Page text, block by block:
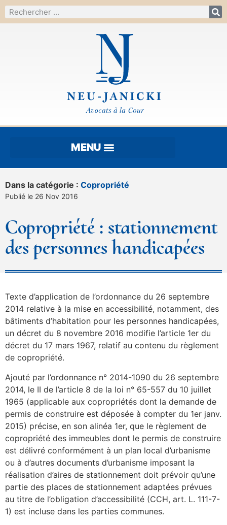
Dans la catégorie : Copropriété
Publié le 26 Nov 2016
Copropriété : stationnement
des personnes handicapées
Texte d’application de l’ordonnance du 26 septembre
2014 relative à la mise en accessibilité, notamment, des
bâtiments d’habitation pour les personnes handicapées,
un décret du 8 novembre 2016 modifie l’article 1er du
décret du 17 mars 1967, relatif au contenu du règlement
de copropriété.
Ajouté par l’ordonnance n° 2014-1090 du 26 septembre
2014, le II de l’article 8 de la loi n° 65-557 du 10 juillet
1965 (applicable aux copropriétés dont la demande de
permis de construire est déposée à compter du 1er janv.
2015) précise, en son alinéa 1er, que le règlement de
copropriété des immeubles dont le permis de construire
est délivré conformément à un plan local d’urbanisme
ou à d’autres documents d’urbanisme imposant la
réalisation d’aires de stationnement doit prévoir qu’une
partie des places de stationnement adaptées prévues
au titre de l’obligation d’accessibilité (CCH, art. L. 111-7-
1) est incluse dans les parties communes.